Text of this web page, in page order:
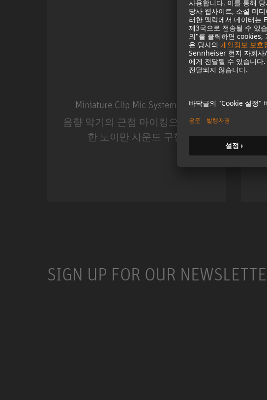
Miniature Clip Mic System MCM
음향 악기의 근접 마이킹으로 탁월
한 노이만 사운드 구현.
Miniature Clip Mic System MCM
SIGN UP FOR OUR